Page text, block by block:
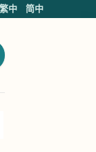
繁中 简中